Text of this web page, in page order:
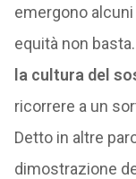
emergono
equità non basta.
la cultura del
ricorrere a un
Detto in altre
dimostrazione